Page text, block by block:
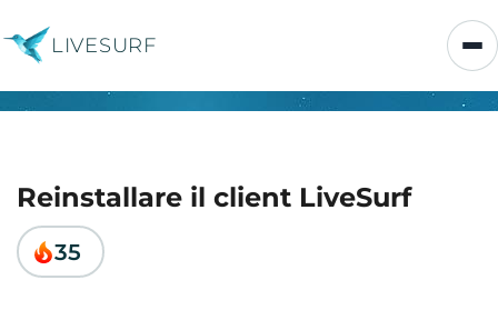
LIVESURF
Reinstallare il client LiveSurf
35